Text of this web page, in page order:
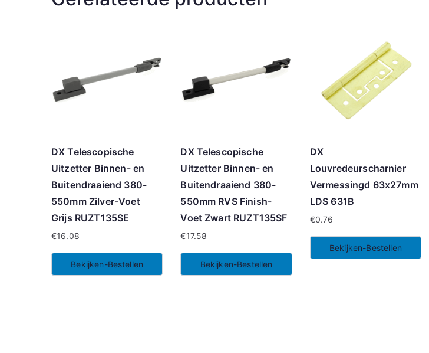
DX Telescopische
Uitzetter Binnen- en
Buitendraaiend 380-
550mm Zilver-Voet
Grijs RUZT135SE
€16.08
Bekijken-Bestellen
DX Telescopische
Uitzetter Binnen- en
Buitendraaiend 380-
550mm RVS Finish-
Voet Zwart RUZT135SF
€17.58
Bekijken-Bestellen
DX
Louvredeurscharnier
Vermessingd 63x27mm
LDS 631B
€0.76
Bekijken-Bestellen